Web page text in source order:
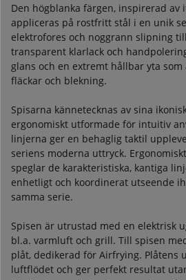
Den högblanka färgen, inspirerad av
appliceras på rostfritt stål i en unik
elektrofores och noggrann slipning
transparent klarlack och
glans och en extremt hållbar yta
fläckar och blekning.
Spisarna kännetecknas av sina
ergonomiskt utformade för intuitiv
linjerna ger en behaglig taktil
seriens moderna uttryck.
speglar de karakteristiska, kantiga
enhetligt och koordinerat utseende
samma serie.
Spisen är utrustad med en elektrisk
bl.a. varmluft och grill. Till spisen
plåt, dedikerad för Airfrying. Plåtens
luftflödet och ger perfekt resultat